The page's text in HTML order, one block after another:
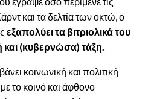
και τα δελτία των οκτώ, ο
εξαπολύει τα βιτριολικά του
(κυβερνώσα) τάξη.
κοινωνική και πολιτική
το κοινό και άφθονο